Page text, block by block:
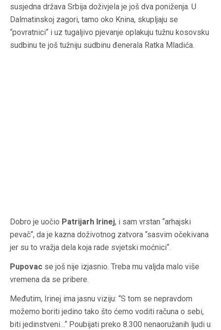
susjedna država Srbija doživjela je još dva poniženja. U
Dalmatinskoj zagori, tamo oko Knina, skupljaju se
“povratnici“ i uz tugaljivo pjevanje oplakuju tužnu kosovsku
sudbinu te još tužniju sudbinu đenerala Ratka Mladića.
Dobro je uočio Patrijarh Irinej, i sam vrstan “arhajski
pevač“, da je kazna doživotnog zatvora “sasvim očekivana
jer su to vražja dela koja rade svjetski moćnici“.
Pupovac se još nije izjasnio. Treba mu valjda malo više
vremena da se pribere.
Međutim, Irinej ima jasnu viziju: “S tom se nepravdom
možemo boriti jedino tako što ćemo voditi računa o sebi,
biti jedinstveni…“ Poubijati preko 8.300 nenaoružanih ljudi u